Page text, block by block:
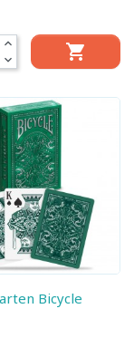
expand_less
expand_more
